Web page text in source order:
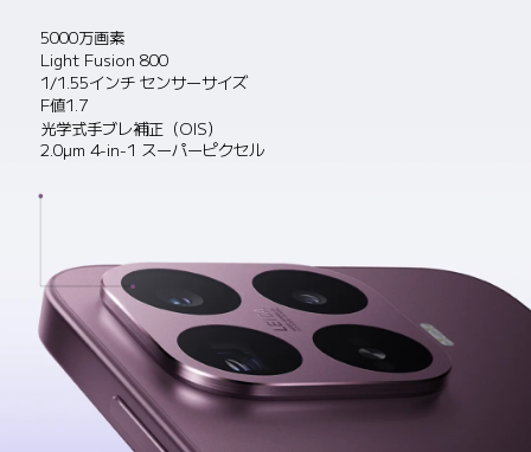
5000万画素
Light Fusion 800
1/1.55インチ センサーサイズ
F値1.7
光学式手ブレ補正（OIS）
2.0µm 4-in-1 スーパーピクセル